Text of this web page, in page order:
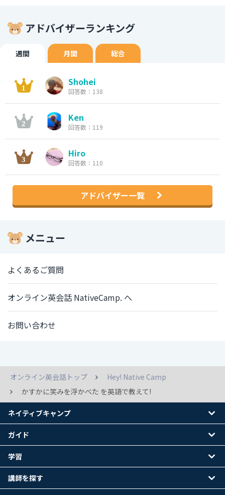
アドバイザーランキング
週間 月間 総合
Shohei
回答数：138
Ken
回答数：119
Hiro
回答数：110
アドバイザー一覧
メニュー
よくあるご質問
オンライン英会話 NativeCamp. へ
お問い合わせ
オンライン英会話トップ
Hey! Native Camp
かすかに笑みを浮かべた を英語で教えて!
ネイティブキャンプ
ガイド
学習
講師を探す